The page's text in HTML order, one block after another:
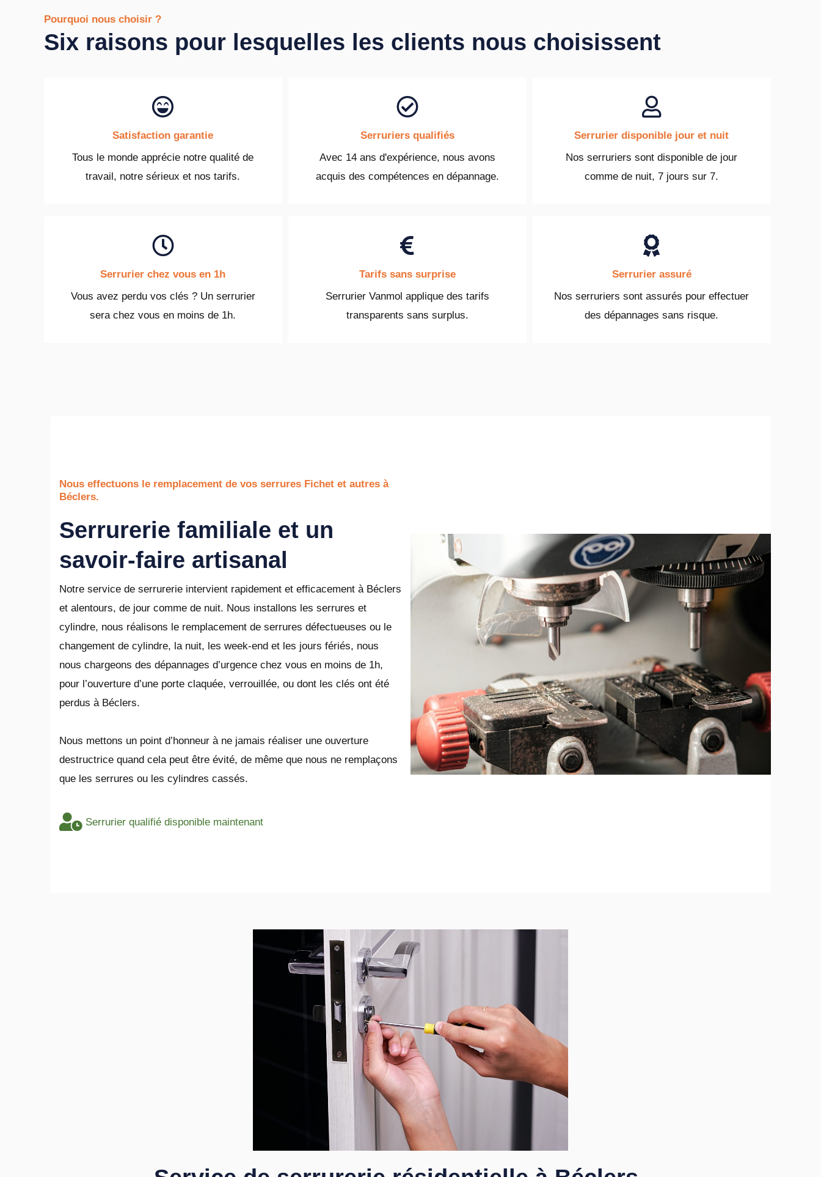
Pourquoi nous choisir ?
Six raisons pour lesquelles les clients nous choisissent
Satisfaction garantie
Tous le monde apprécie notre qualité de
travail, notre sérieux et nos tarifs.
Serruriers qualifiés
Avec 14 ans d'expérience, nous avons
acquis des compétences en dépannage.
Serrurier disponible jour et nuit
Nos serruriers sont disponible de jour
comme de nuit, 7 jours sur 7.
Serrurier chez vous en 1h
Vous avez perdu vos clés ? Un serrurier
sera chez vous en moins de 1h.
Tarifs sans surprise
Serrurier Vanmol applique des tarifs
transparents sans surplus.
Serrurier assuré
Nos serruriers sont assurés pour effectuer
des dépannages sans risque.
Nous effectuons le remplacement de vos serrures Fichet et autres à
Béclers.
Serrurerie familiale et un
savoir-faire artisanal
Notre service de serrurerie intervient rapidement et efficacement à Béclers
et alentours, de jour comme de nuit. Nous installons les serrures et
cylindre, nous réalisons le remplacement de serrures défectueuses ou le
changement de cylindre, la nuit, les week-end et les jours fériés, nous
nous chargeons des dépannages d’urgence chez vous en moins de 1h,
pour l’ouverture d’une porte claquée, verrouillée, ou dont les clés ont été
perdus à Béclers.
​Nous mettons un point d’honneur à ne jamais réaliser une ouverture
destructrice quand cela peut être évité, de même que nous ne remplaçons
que les serrures ou les cylindres cassés.
Serrurier qualifié disponible maintenant